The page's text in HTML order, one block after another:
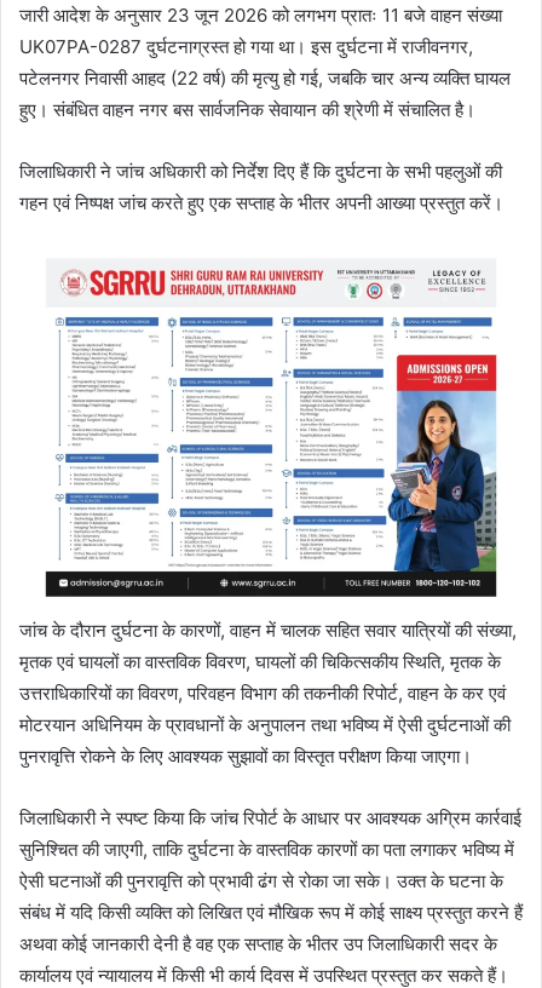
जारी आदेश के अनुसार 23 जून 2026 को लगभग प्रातः 11 बजे वाहन संख्या
UK07PA-0287 दुर्घटनाग्रस्त हो गया था। इस दुर्घटना में राजीवनगर,
पटेलनगर निवासी आहद (22 वर्ष) की मृत्यु हो गई, जबकि चार अन्य व्यक्ति घायल
हुए। संबंधित वाहन नगर बस सार्वजनिक सेवायान की श्रेणी में संचालित है।
जिलाधिकारी ने जांच अधिकारी को निर्देश दिए हैं कि दुर्घटना के सभी पहलुओं की
गहन एवं निष्पक्ष जांच करते हुए एक सप्ताह के भीतर अपनी आख्या प्रस्तुत करें।
जांच के दौरान दुर्घटना के कारणों, वाहन में चालक सहित सवार यात्रियों की संख्या,
मृतक एवं घायलों का वास्तविक विवरण, घायलों की चिकित्सकीय स्थिति, मृतक के
उत्तराधिकारियों का विवरण, परिवहन विभाग की तकनीकी रिपोर्ट, वाहन के कर एवं
मोटरयान अधिनियम के प्रावधानों के अनुपालन तथा भविष्य में ऐसी दुर्घटनाओं की
पुनरावृत्ति रोकने के लिए आवश्यक सुझावों का विस्तृत परीक्षण किया जाएगा।
जिलाधिकारी ने स्पष्ट किया कि जांच रिपोर्ट के आधार पर आवश्यक अग्रिम कार्रवाई
सुनिश्चित की जाएगी, ताकि दुर्घटना के वास्तविक कारणों का पता लगाकर भविष्य में
ऐसी घटनाओं की पुनरावृत्ति को प्रभावी ढंग से रोका जा सके। उक्त के घटना के
संबंध में यदि किसी व्यक्ति को लिखित एवं मौखिक रूप में कोई साक्ष्य प्रस्तुत करने हैं
अथवा कोई जानकारी देनी है वह एक सप्ताह के भीतर उप जिलाधिकारी सदर के
कार्यालय एवं न्यायालय में किसी भी कार्य दिवस में उपस्थित प्रस्तुत कर सकते हैं।